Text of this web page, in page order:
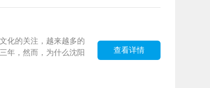
化的关注，越来越多的
年，然而，为什么沈阳
查看详情